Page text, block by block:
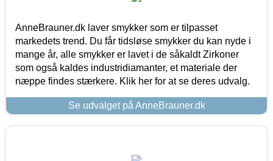
AnneBrauner.dk laver smykker som er tilpasset
markedets trend. Du får tidsløse smykker du kan nyde i
mange år, alle smykker er lavet i de såkaldt Zirkoner
som også kaldes industridiamanter, et materiale der
næppe findes stærkere. Klik her for at se deres udvalg.
Se udvalget på AnneBrauner.dk